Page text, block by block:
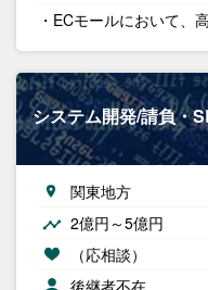
・ECモールにおいて、
システム開発/請負・
関東地方
2億円～5億円
（応相談）
後継者不在